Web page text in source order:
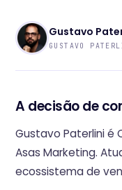
Gustavo
GUSTAVO
A decisão de
Gustavo Paterlini é
Asas Marketing.
ecossistema de